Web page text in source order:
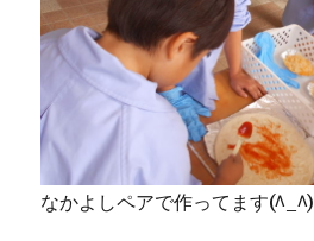
なかよしペアで作ってます(^_^)